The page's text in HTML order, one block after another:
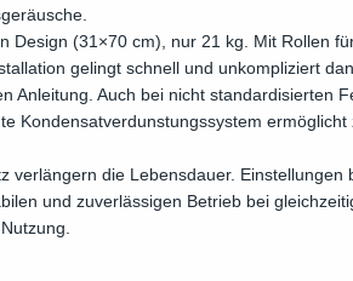
Design (31×70 cm), nur 21 kg. Mit Rollen
gelingt schnell und unkompliziert
Anleitung. Auch bei nicht standardisierten
Kondensatverdunstungssystem
die Lebensdauer. Einstellungen
und zuverlässigen Betrieb bei